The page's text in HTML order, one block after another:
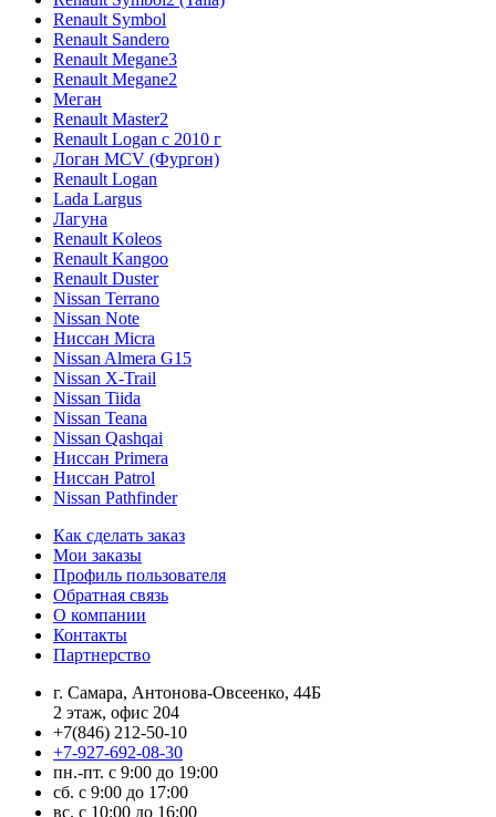
Renault Symbol
Renault Sandero
Renault Megane3
Renault Megane2
Меган
Renault Master2
Renault Logan c 2010 г
Логан МСV (Фургон)
Renault Logan
Lada Largus
Лагуна
Renault Koleos
Renault Kangoo
Renault Duster
Nissan Terrano
Nissan Note
Ниссан Micra
Nissan Almera G15
Nissan X-Trail
Nissan Tiida
Nissan Teana
Nissan Qashqai
Ниссан Primera
Ниссан Patrol
Nissan Pathfinder
Как сделать заказ
Мои заказы
Профиль пользователя
Обратная связь
О компании
Контакты
Партнерство
г. Самара, Антонова-Овсеенко, 44Б
2 этаж, офис 204
+7(846) 212-50-10
+7-927-692-08-30
пн.-пт. с 9:00 до 19:00
сб. с 9:00 до 17:00
вс. с 10:00 до 16:00